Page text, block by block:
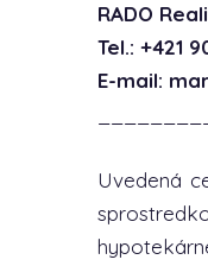
RADO
Tel.: +421
E-mail:
Uvedená